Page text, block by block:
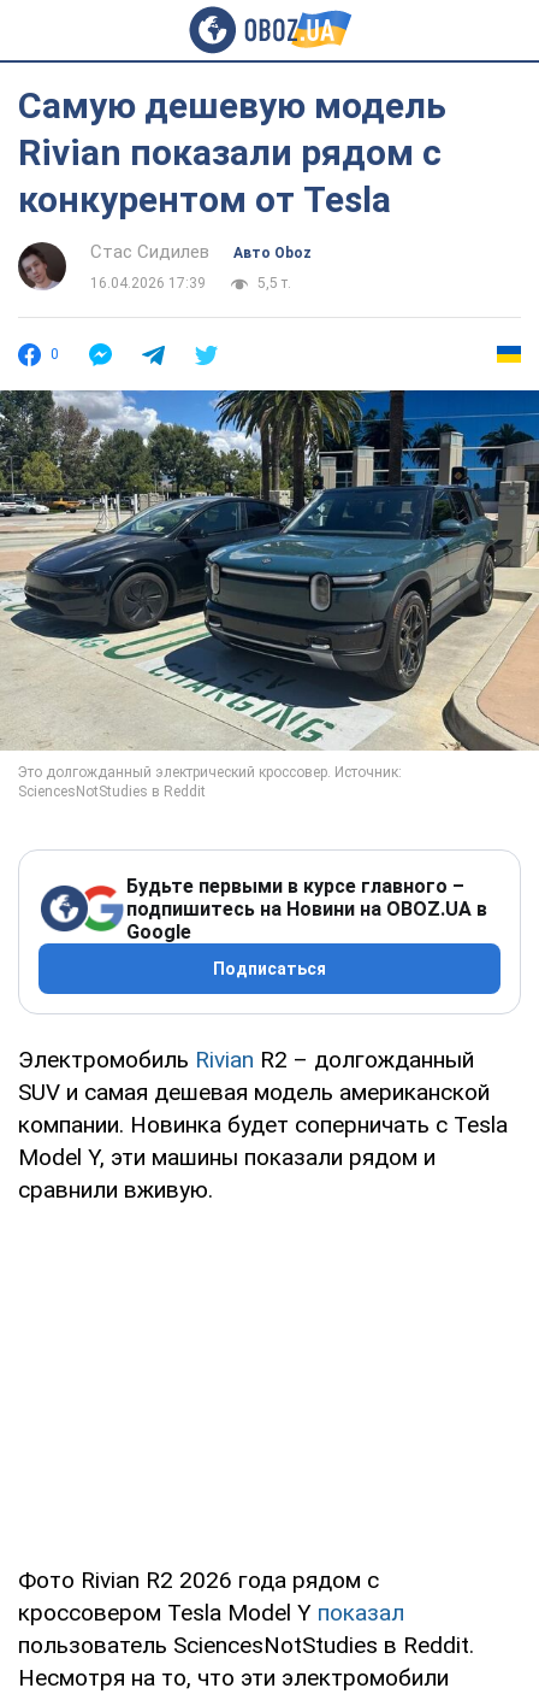
Самую дешевую модель
Rivian показали рядом с
конкурентом от Tesla
Стас Сидилев
Авто Oboz
16.04.2026 17:39
5,5 т.
0
Будьте первыми в курсе главного –
подпишитесь на Новини на OBOZ.UA в
Google
Подписаться
Электромобиль Rivian R2 – долгожданный
SUV и самая дешевая модель американской
компании. Новинка будет соперничать с Tesla
Model Y, эти машины показали рядом и
сравнили вживую.
Фото Rivian R2 2026 года рядом с
кроссовером Tesla Model Y показал
пользователь SciencesNotStudies в Reddit.
Несмотря на то, что эти электромобили